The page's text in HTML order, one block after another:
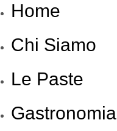
Home
Chi Siamo
Le Paste
Gastronomia